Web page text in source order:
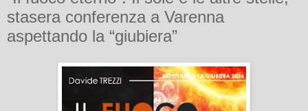
stasera conferenza a Varenna
aspettando la “giubiera”